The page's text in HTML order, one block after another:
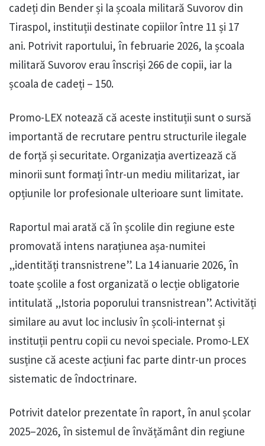
cadeți din Bender și la școala militară Suvorov din
Tiraspol, instituții destinate copiilor între 11 și 17
ani. Potrivit raportului, în februarie 2026, la școala
militară Suvorov erau înscriși 266 de copii, iar la
școala de cadeți – 150.
Promo-LEX notează că aceste instituții sunt o sursă
importantă de recrutare pentru structurile ilegale
de forță și securitate. Organizația avertizează că
minorii sunt formați într-un mediu militarizat, iar
opțiunile lor profesionale ulterioare sunt limitate.
Raportul mai arată că în școlile din regiune este
promovată intens narațiunea așa-numitei
„identități transnistrene”. La 14 ianuarie 2026, în
toate școlile a fost organizată o lecție obligatorie
intitulată „Istoria poporului transnistrean”. Activități
similare au avut loc inclusiv în școli-internat și
instituții pentru copii cu nevoi speciale. Promo-LEX
susține că aceste acțiuni fac parte dintr-un proces
sistematic de îndoctrinare.
Potrivit datelor prezentate în raport, în anul școlar
2025–2026, în sistemul de învățământ din regiune